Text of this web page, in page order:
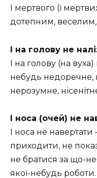
І мертвого (і
дотепним,
І на голову не
І на голову (на
небудь недоречне,
нерозумне,
І носа (очей) не
І носа не
приходити, не
не братися за що-
якої-небудь роботи.